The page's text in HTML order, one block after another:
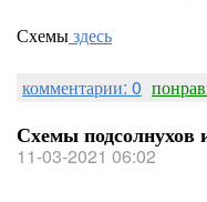
Схемыздесь
комментарии: 0
Схемы подсолнухов
11-03-2021 06:02